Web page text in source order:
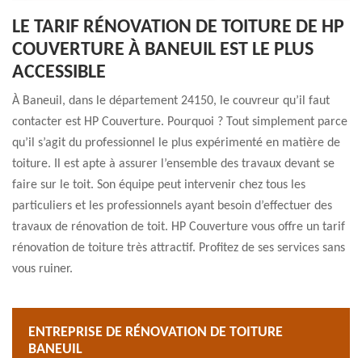
LE TARIF RÉNOVATION DE TOITURE DE HP
COUVERTURE À BANEUIL EST LE PLUS
ACCESSIBLE
À Baneuil, dans le département 24150, le couvreur qu’il faut
contacter est HP Couverture. Pourquoi ? Tout simplement parce
qu’il s’agit du professionnel le plus expérimenté en matière de
toiture. Il est apte à assurer l’ensemble des travaux devant se
faire sur le toit. Son équipe peut intervenir chez tous les
particuliers et les professionnels ayant besoin d’effectuer des
travaux de rénovation de toit. HP Couverture vous offre un tarif
rénovation de toiture très attractif. Profitez de ses services sans
vous ruiner.
ENTREPRISE DE RÉNOVATION DE TOITURE
BANEUIL